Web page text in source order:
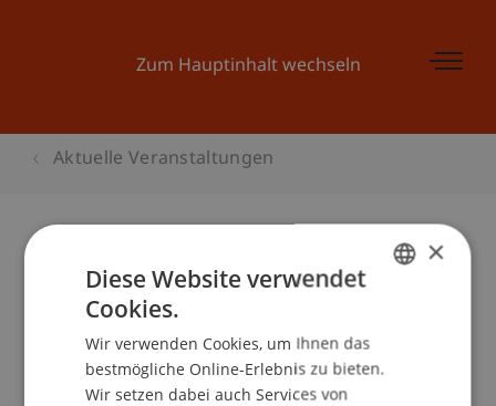
Zum Hauptinhalt wechseln
Aktuelle Veranstaltungen
Prävention von Geldwäsche und
Terrorfinanzierung - die Arbeit der
internationalen Institutionen:
Aufbaukurs EU
×
Diese Website verwendet
Cookies.
Wir verwenden Cookies, um Ihnen das
bestmögliche Online-Erlebnis zu bieten.
Wir setzen dabei auch Services von